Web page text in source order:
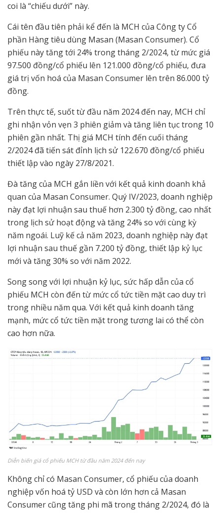
coi là “chiếu dưới” này.
Cái tên đầu tiên phải kể đến là MCH của Công ty Cổ
phần Hàng tiêu dùng Masan (Masan Consumer). Cổ
phiếu này tăng tới 24% trong tháng 2/2024, từ mức giá
97.500 đồng/cổ phiếu lên 121.000 đồng/cổ phiếu, đưa
giá trị vốn hoá của Masan Consumer lên trên 86.000 tỷ
đồng.
Trên thực tế, suốt từ đầu năm 2024 đến nay, MCH chỉ
ghi nhận vỏn vẹn 3 phiên giảm và tăng liên tục trong 10
phiên gần nhất. Thị giá MCH tính đến cuối tháng
2/2024 đã tiến sát đỉnh lịch sử 122.670 đồng/cổ phiếu
thiết lập vào ngày 27/8/2021.
Đà tăng của MCH gắn liền với kết quả kinh doanh khả
quan của Masan Consumer. Quý IV/2023, doanh nghiệp
này đạt lợi nhuận sau thuế hơn 2.300 tỷ đồng, cao nhất
trong lịch sử hoạt động và tăng 24% so với cùng kỳ
năm ngoái. Luỹ kế cả năm 2023, doanh nghiệp này đạt
lợi nhuận sau thuế gần 7.200 tỷ đồng, thiết lập kỷ lục
mới và tăng 30% so với năm 2022.
Song song với lợi nhuận kỷ lục, sức hấp dẫn của cổ
phiếu MCH còn đến từ mức cổ tức tiền mặt cao duy trì
trong nhiều năm qua. Với kết quả kinh doanh tăng
mạnh, mức cổ tức tiền mặt trong tương lai có thể còn
cao hơn nữa.
Diễn biến giá cổ phiếu MCH từ đầu năm 2024 đến nay
Không chỉ có Masan Consumer, cổ phiếu của doanh
nghiệp vốn hoá tỷ USD và còn lớn hơn cả Masan
Consumer cũng tăng phi mã trong tháng 2/2024, đó là